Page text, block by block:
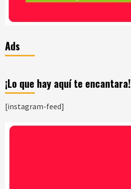
Ads
¡Lo que hay aquí te encantara!
[instagram-feed]